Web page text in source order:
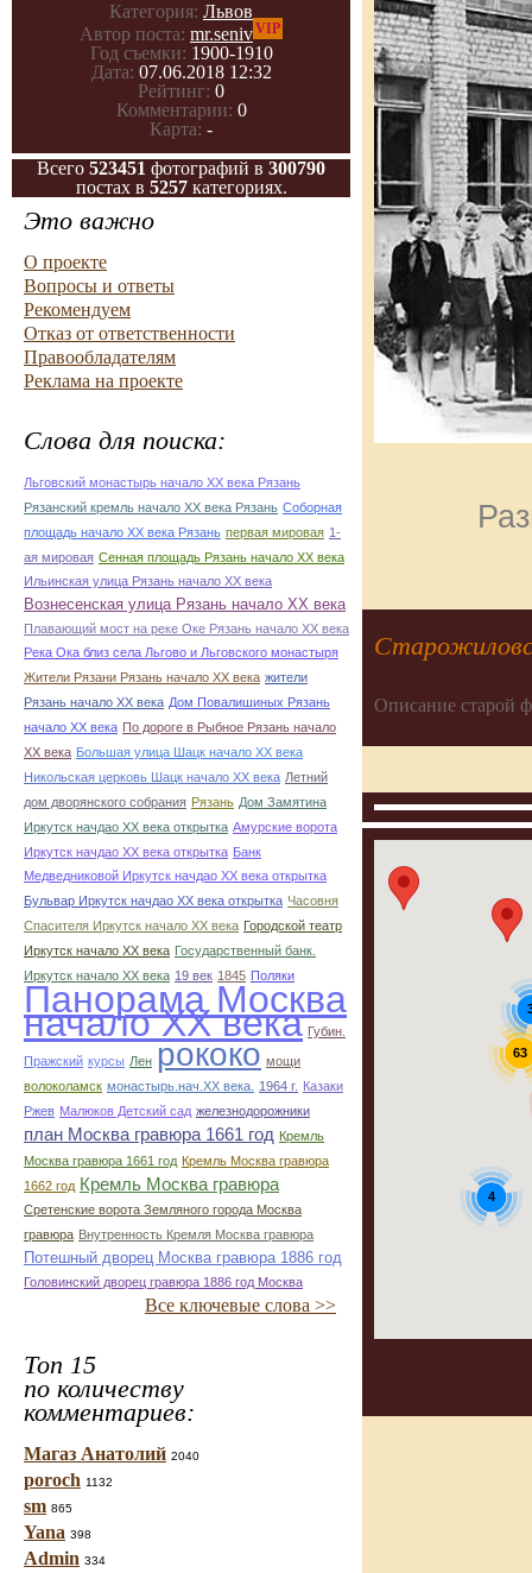
Категория: Львов
Автор поста: mr.senivVIP
Год съемки: 1900-1910
Дата: 07.06.2018 12:32
Рейтинг: 0
Комментарии: 0
Карта: -
Всего 523451 фотографий в 300790
постах в 5257категориях.
Это важно
О проекте
Вопросы и ответы
Рекомендуем
Отказ от ответственности
Правообладателям
Реклама на проекте
Слова для поиска:
Льговский монастырь начало ХХ века Рязань
Рязанский кремль начало ХХ века Рязань Соборная
площадь начало ХХ века Рязань первая мировая 1-
ая мировая Сенная площадь Рязань начало ХХ века
Ильинская улица Рязань начало ХХ века
Вознесенская улица Рязань начало ХХ века
Плавающий мост на реке Оке Рязань начало ХХ века
Река Ока близ села Льгово и Льговского монастыря
Жители Рязани Рязань начало ХХ века жители
Рязань начало ХХ века Дом Повалишиных Рязань
начало ХХ века По дороге в Рыбное Рязань начало
ХХ века Большая улица Шацк начало ХХ века
Никольская церковь Шацк начало ХХ века Летний
дом дворянского собрания Рязань Дом Замятина
Иркутск начдао ХХ века открытка Амурские ворота
Иркутск начдао ХХ века открытка Банк
Медведниковой Иркутск начдао ХХ века открытка
Бульвар Иркутск начдао ХХ века открытка Часовня
Спасителя Иркутск начало ХХ века Городской театр
Иркутск начало ХХ века Государственный банк.
Иркутск начало ХХ века 19 век 1845 Поляки
Панорама Москва
начало ХХ века Губин.
Пражский курсы Лен рококо мощи
волоколамск монастырь.нач.ХХ века. 1964 г. Казаки
Ржев Малюков Детский сад железнодорожники
план Москва гравюра 1661 год Кремль
Москва гравюра 1661 год Кремль Москва гравюра
1662 год Кремль Москва гравюра
Сретенские ворота Земляного города Москва
гравюра Внутренность Кремля Москва гравюра
Потешный дворец Москва гравюра 1886 год
Головинский дворец гравюра 1886 год Москва
Все ключевые слова >>
Топ 15
по количеству
комментариев:
Магаз Анатолий 2040
poroch 1132
sm 865
Yana 398
Admin 334
Описание старой
63
4